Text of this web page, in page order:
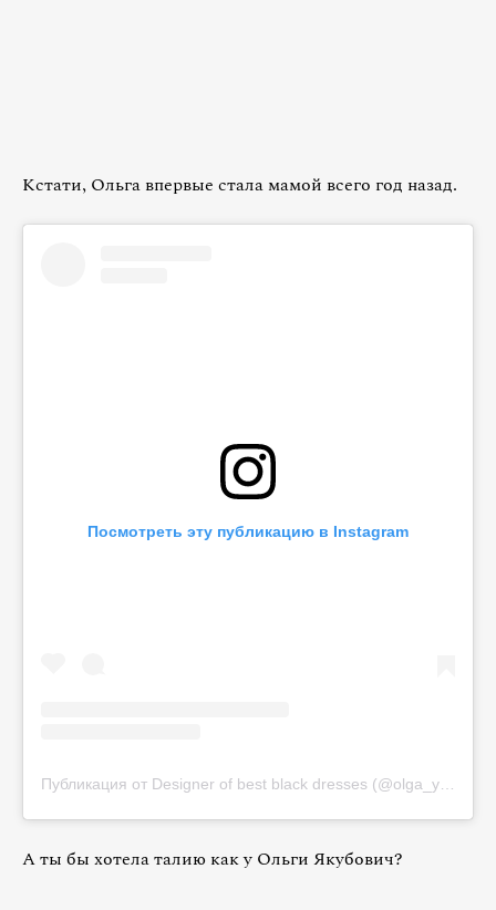
Кстати, Ольга впервые стала мамой всего год назад.
Посмотреть эту публикацию в Instagram
Публикация от Designer of best black dresses (@olga_yakubowitch)
А ты бы хотела талию как у Ольги Якубович?